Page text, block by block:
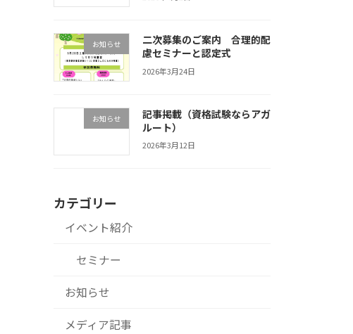
お知らせ
二次募集のご案内 合理的配
慮セミナーと認定式
2026年3月24日
お知らせ
記事掲載（資格試験ならアガ
ルート）
2026年3月12日
カテゴリー
イベント紹介
セミナー
お知らせ
メディア記事